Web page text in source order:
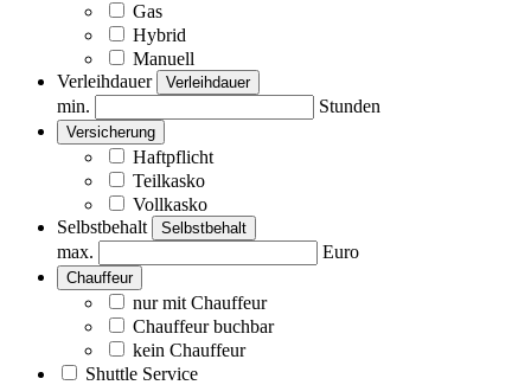
Gas
Hybrid
Manuell
Verleihdauer
Verleihdauer
min. Stunden
Versicherung
Haftpflicht
Teilkasko
Vollkasko
Selbstbehalt
Selbstbehalt
max. Euro
Chauffeur
nur mit Chauffeur
Chauffeur buchbar
kein Chauffeur
Shuttle Service